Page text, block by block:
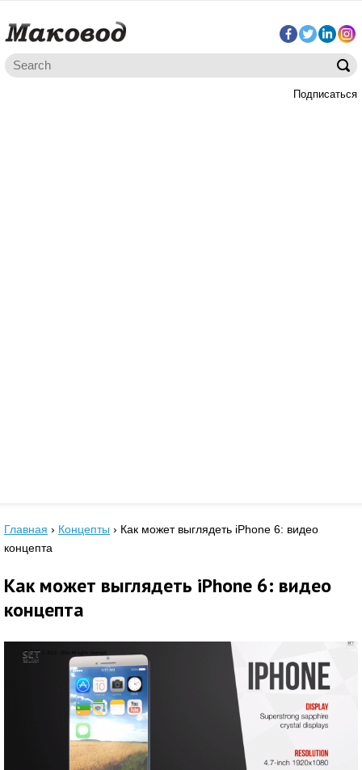
Подписаться
Главная › Концепты › Как может выглядеть iPhone 6: видео
концепта
Как может выглядеть iPhone 6: видео
концепта